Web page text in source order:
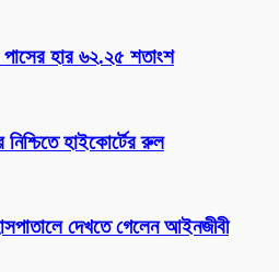
হার ৬২.২৫ শতাংশ
হাইকোর্টের রুল
দেখতে গেলেন আইনজীবী